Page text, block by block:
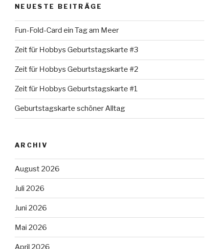
NEUESTE BEITRÄGE
Fun-Fold-Card ein Tag am Meer
Zeit für Hobbys Geburtstagskarte #3
Zeit für Hobbys Geburtstagskarte #2
Zeit für Hobbys Geburtstagskarte #1
Geburtstagskarte schöner Alltag
ARCHIV
August 2026
Juli 2026
Juni 2026
Mai 2026
April 2026